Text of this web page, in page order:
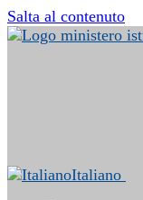
Salta al contenuto
Italiano